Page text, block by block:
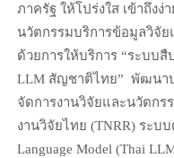
ภาครัฐ ให้โปร่งใส เข้าถึง
นวัตกรรมบริการข้อมูลวิจั
ด้วยการให้บริการ “ระบบ
LLM สัญชาติไทย” พัฒนา
จัดการงานวิจัยและนวัตกร
งานวิจัยไทย (TNRR) ระบ
Language Model (Thai